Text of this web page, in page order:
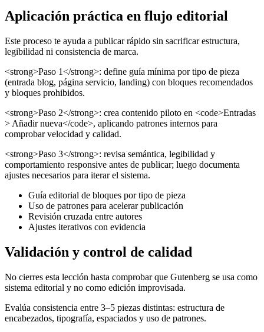
Aplicación práctica en flujo editorial
Este proceso te ayuda a publicar rápido sin sacrificar estructura,
legibilidad ni consistencia de marca.
<strong>Paso 1</strong>: define guía mínima por tipo de pieza
(entrada blog, página servicio, landing) con bloques recomendados
y bloques prohibidos.
<strong>Paso 2</strong>: crea contenido piloto en <code>Entradas
> Añadir nueva</code>, aplicando patrones internos para
comprobar velocidad y calidad.
<strong>Paso 3</strong>: revisa semántica, legibilidad y
comportamiento responsive antes de publicar; luego documenta
ajustes necesarios para iterar el sistema.
Guía editorial de bloques por tipo de pieza
Uso de patrones para acelerar publicación
Revisión cruzada entre autores
Ajustes iterativos con evidencia
Validación y control de calidad
No cierres esta lección hasta comprobar que Gutenberg se usa como
sistema editorial y no como edición improvisada.
Evalúa consistencia entre 3–5 piezas distintas: estructura de
encabezados, tipografía, espaciados y uso de patrones.